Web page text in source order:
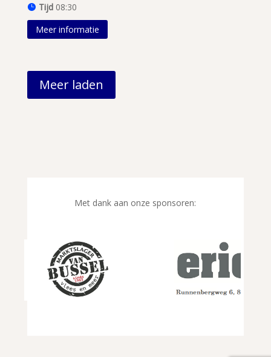
Tijd 08:30
Meer informatie
Meer laden
Met dank aan onze sponsoren: